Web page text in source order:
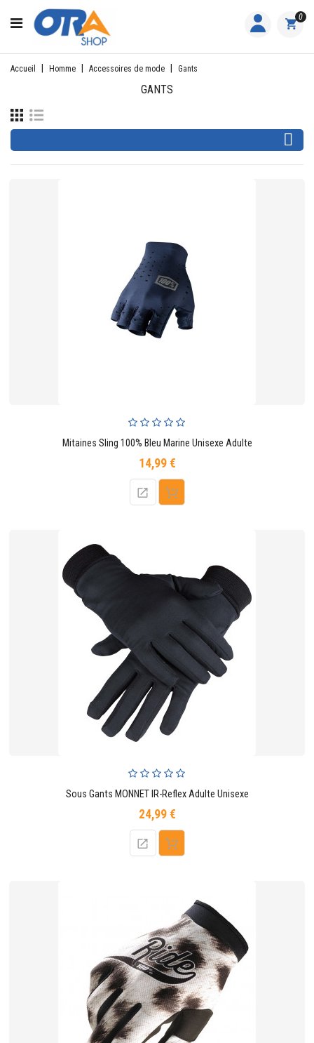
CATÉGORIE
ACCUEIL
FEMME
0
Accueil Homme Accessoires de mode Gants
GANTS

Mitaines Sling 100% Bleu Marine Unisexe Adulte
14,99 €Prix
Sous Gants MONNET IR-Reflex Adulte Unisexe
24,99 €Prix